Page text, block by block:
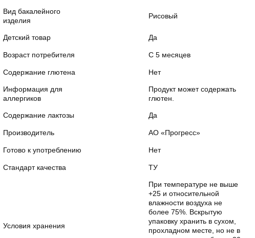
Вид бакалейного
изделия
Рисовый
Детский товар Да
Возраст потребителя С 5 месяцев
Содержание глютена Нет
Информация для
аллергиков
Продукт может содержать
глютен.
Содержание лактозы Да
Производитель АО «Прогресс»
Готово к употреблению Нет
Стандарт качества ТУ
Условия хранения
При температуре не выше
+25 и относительной
влажности воздуха не
более 75%. Вскрытую
упаковку хранить в сухом,
прохладном месте, но не в